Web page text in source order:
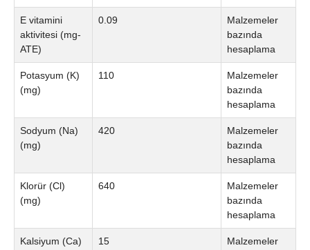
E vitamini
aktivitesi (mg-
ATE)
0.09
Malzemeler
bazında
hesaplama
Potasyum (K)
(mg)
110
Malzemeler
bazında
hesaplama
Sodyum (Na)
(mg)
420
Malzemeler
bazında
hesaplama
Klorür (Cl)
(mg)
640
Malzemeler
bazında
hesaplama
Kalsiyum (Ca)
15
Malzemeler